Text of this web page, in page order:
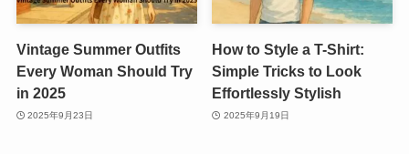
Vintage Summer Outfits
Every Woman Should Try
in 2025
2025年9月23日
How to Style a T-Shirt:
Simple Tricks to Look
Effortlessly Stylish
2025年9月19日